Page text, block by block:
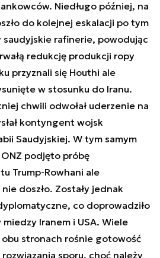
Niedługo później, na
do kolejnej eskalacji po tym
saudyjskie rafinerie, powodując
redukcję produkcji ropy
przyznali się Houthi ale
w stosunku do Iranu.
chwili odwołał uderzenie na
kontyngent wojsk
Saudyjskiej. W tym samym
podjęto próbę
Trump-Rowhani ale
doszło. Zostały jednak
co doprowadziło
Iranem i USA. Wiele
stronach rośnie gotowość
sporu, choć należy